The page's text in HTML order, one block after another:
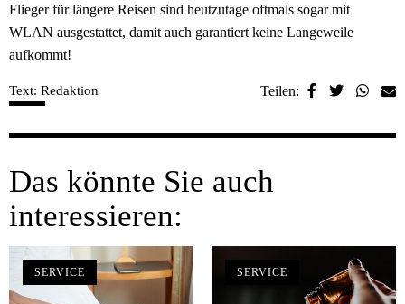
Flieger für längere Reisen sind heutzutage oftmals sogar mit
WLAN ausgestattet, damit auch garantiert keine Langeweile
aufkommt!
Text: Redaktion Teilen:
Das könnte Sie auch
interessieren:
SERVICE SERVICE